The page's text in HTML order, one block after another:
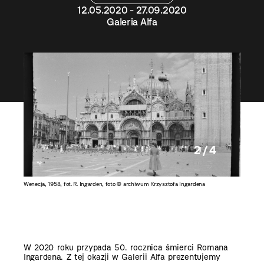
12.05.2020 - 27.09.2020
Galeria Alfa
Wenecja, 1958, fot. R. Ingarden, foto © archiwum Krzysztofa Ingardena
2 / 4
W 2020 roku przypada 50. rocznica śmierci Romana
Ingardena. Z tej okazji w Galerii Alfa prezentujemy